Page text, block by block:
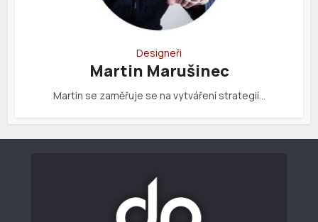
Designeři
Martin Marušinec
Martin se zaměřuje se na vytváření strategií…